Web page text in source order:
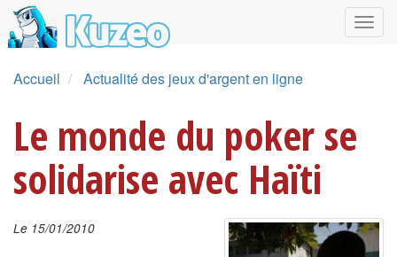
Accueil Actualité des jeux d'argent en ligne
Le monde du poker se
solidarise avec Haïti
Le 15/01/2010